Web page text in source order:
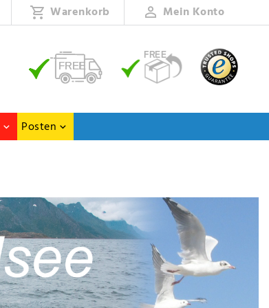
Warenkorb Mein Konto
Posten